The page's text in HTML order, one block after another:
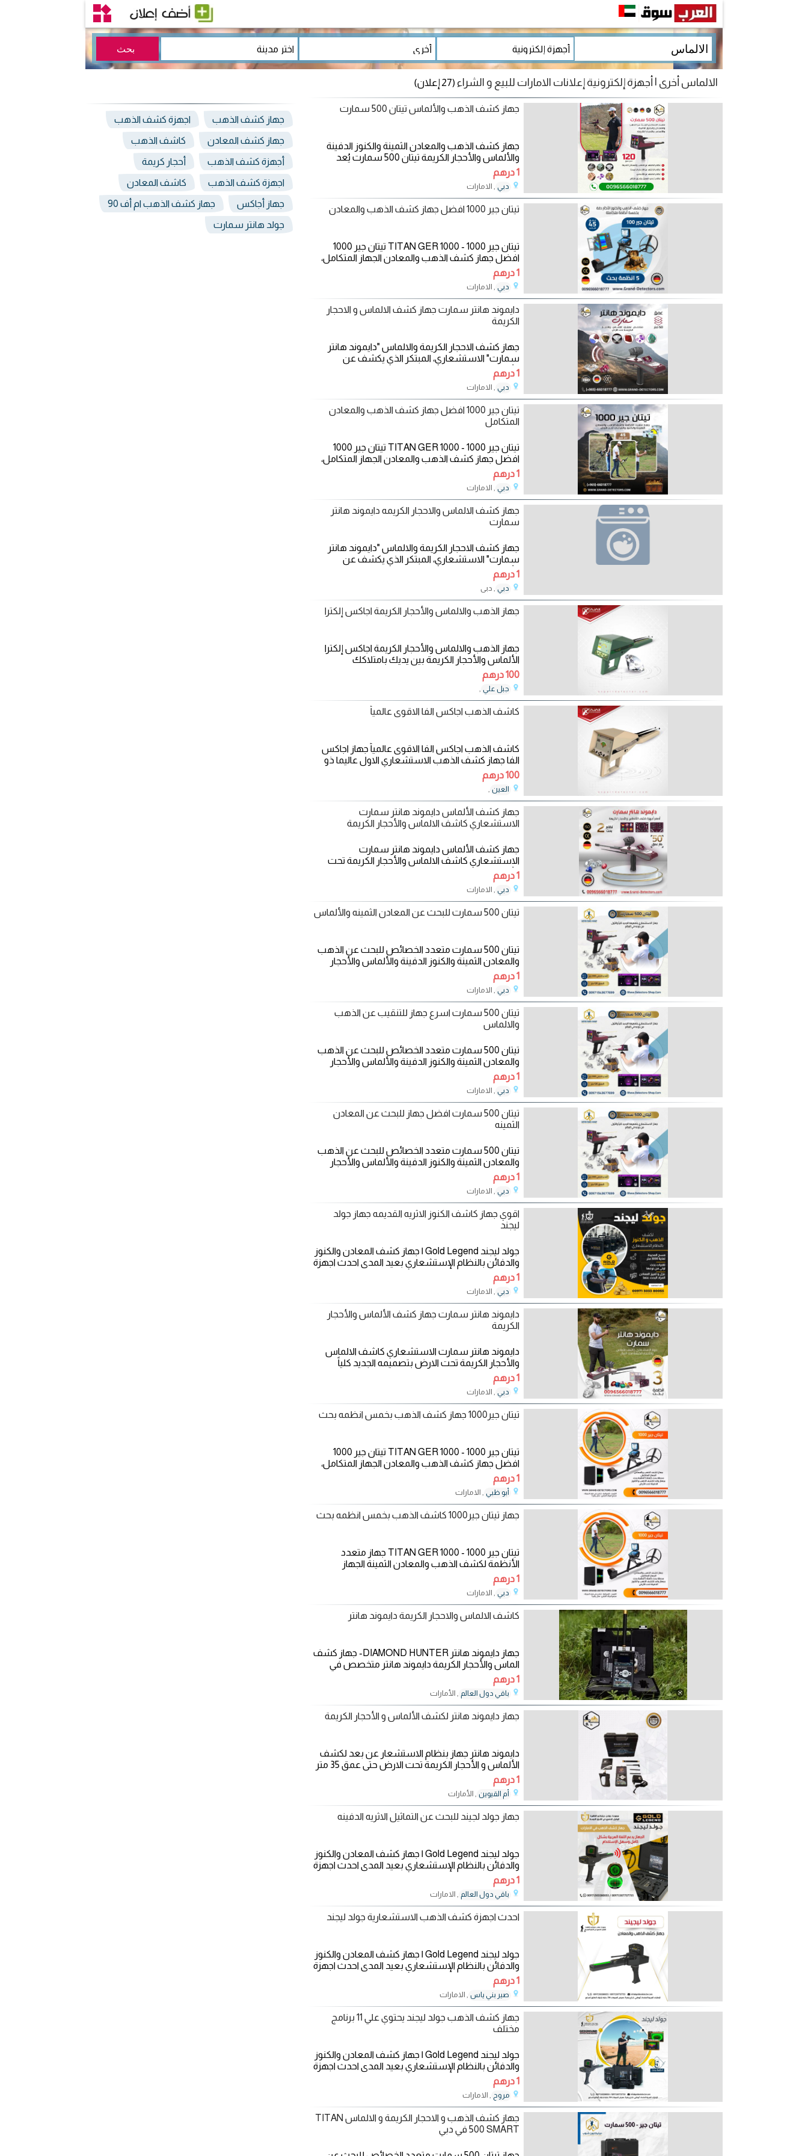
الالماس أخرى | أجهزة إلكترونية إعلانات الامارات للبيع و الشراء (27 إعلان)
جهاز كشف الذهب والألماس تيتان 500 سمارت
جهاز كشف الذهب والمعادن الثمينة والكنوز الدفينة
والألماس والأحجار الكريمة تيتان 500 سمارت يُعد
1 درهم
دبي , الامارات
19/11/2024
تيتان جير 1000 افضل جهاز كشف الذهب والمعادن
تيتان جير 1000 - TITAN GER 1000 تيتان جير 1000
افضل جهاز كشف الذهب والمعادن الجهاز المتكامل،
محطة بحث كاملة 5
1 درهم
دبي , الامارات
26/06/2024
دايموند هانتر سمارت جهاز كشف الالماس و الاحجار
الكريمة
جهاز كشف الاحجار الكريمة والالماس "دايموند هانتر
سمارت" الاستشعاري، المبتكر الذي يكشف عن
الألماس
1 درهم
دبي , الامارات
25/06/2024
تيتان جير 1000 افضل جهاز كشف الذهب والمعادن
المتكامل
تيتان جير 1000 - TITAN GER 1000 تيتان جير 1000
افضل جهاز كشف الذهب والمعادن الجهاز المتكامل،
محطة بحث كاملة 5
1 درهم
دبي , الامارات
11/06/2024
جهاز كشف الالماس والاحجار الكريمه دايموند هانتر
سمارت
جهاز كشف الاحجار الكريمة والالماس "دايموند هانتر
سمارت" الاستشعاري، المبتكر الذي يكشف عن
الألماس
1 درهم
دبي , دبى
29/04/2024
جهاز الذهب والالماس والأحجار الكريمة اجاكس إلكترا
جهاز الذهب والالماس والأحجار الكريمة اجاكس إلكترا
الألماس والأحجار الكريمة بين يديك بامتلاكك
100 درهم
جبل علي ,
23/11/2023
كاشف الذهب اجاكس الفا الاقوى عالمياً
كاشف الذهب اجاكس الفا الاقوى عالمياً جهاز اجاكس
الفا جهاز كشف الذهب الاستشعاري الاول عاليما ذو
100 درهم
العين ,
17/11/2023
جهاز كشف الألماس دايموند هانتر سمارت
الاستشعاري كاشف الالماس والأحجار الكريمة
جهاز كشف الألماس دايموند هانتر سمارت
الاستشعاري كاشف الالماس والأحجار الكريمة تحت
الأرض بتصميمه
1 درهم
دبي , الامارات
10/11/2023
تيتان 500 سمارت للبحث عن المعادن الثمينه والألماس
تيتان 500 سمارت متعدد الخصائص للبحث عن الذهب
والمعادن الثمينة والكنوز الدفينة والألماس والأحجار
1 درهم
دبي , الامارات
21/10/2023
تيتان 500 سمارت اسرع جهاز للتنقيب عن الذهب
والالماس
تيتان 500 سمارت متعدد الخصائص للبحث عن الذهب
والمعادن الثمينة والكنوز الدفينة والألماس والأحجار
1 درهم
دبي , الامارات
02/10/2023
تيتان 500 سمارت افضل جهاز للبحث عن المعادن
الثمينه
تيتان 500 سمارت متعدد الخصائص للبحث عن الذهب
والمعادن الثمينة والكنوز الدفينة والألماس والأحجار
1 درهم
دبي , الامارات
13/09/2023
اقوي جهاز كاشف الكنوز الاثريه القديمه جهاز جولد
ليجند
جولد ليجند Gold Legend | جهاز كشف المعادن والكنوز
والدفائن بالنظام الإستشعاري بعيد المدى احدث اجهزة
1 درهم
دبي , الامارات
18/08/2023
دايموند هانتر سمارت جهاز كشف الألماس والأحجار
الكريمة
دايموند هانتر سمارت الاستشعاري كاشف الالماس
والأحجار الكريمة تحت الارض بتصميمه الجديد كلياً
1 درهم
دبي , الامارات
12/08/2023
تيتان جير1000 جهاز كشف الذهب بخمس انظمه بحث
تيتان جير 1000 - TITAN GER 1000 تيتان جير 1000
افضل جهاز كشف الذهب والمعادن الجهاز المتكامل،
محطة بحث كاملة 5
1 درهم
أبو ظبي , الامارات
25/07/2023
جهاز تيتان جير1000 كاشف الذهب بخمس انظمه بحث
تيتان جير 1000 - TITAN GER 1000 جهاز متعدد
الأنظمة لكشف الذهب والمعادن الثمينة الجهاز
الافضل والمتكامل
1 درهم
دبي , الامارات
26/03/2023
كاشف الالماس والاحجار الكريمة دايموند هانتر
جهاز دايموند هانتر DIAMOND HUNTER- جهاز كشف
الماس والأحجار الكريمة دايموند هانتر متخصص في
التنقيب عن
1 درهم
باقي دول العالم , الأمارات
19/12/2022
جهاز دايموند هانتر لكشف الألماس و الأحجار الكريمة
دايموند هانتر جهاز بنظام الاستشعار عن بعد لكشف
الألماس و الأحجار الكريمة تحت الارض حتى عمق 35 متر
1 درهم
أم القيوين , الأمارات
12/12/2022
جهاز جولد لجيند للبحث عن التماثيل الاثريه الدفينه
جولد ليجند Gold Legend | جهاز كشف المعادن والكنوز
والدفائن بالنظام الإستشعاري بعيد المدى احدث اجهزة
1 درهم
باقي دول العالم , الامارات
04/12/2022
احدث اجهزة كشف الذهب الاستشعارية جولد ليجند
جولد ليجند Gold Legend | جهاز كشف المعادن والكنوز
والدفائن بالنظام الإستشعاري بعيد المدى احدث اجهزة
1 درهم
صير بني ياس , الامارات
16/11/2022
جهاز كشف الذهب جولد ليجند يحتوي علي 11 برنامج
مختلف
جولد ليجند Gold Legend | جهاز كشف المعادن والكنوز
والدفائن بالنظام الإستشعاري بعيد المدى احدث اجهزة
1 درهم
مروح , الامارات
01/11/2022
جهاز كشف الذهب و الاحجار الكريمة و الالماس TITAN
500 SMART في دبي
جهاز كشف الذهب اجهزة كشف الذهب
جهاز كشف المعادن كاشف الذهب
أجهزة كشف الذهب أحجار كريمة
اجهزة كشف الذهب كاشف المعادن
جهاز أجاكس جهاز كشف الذهب ام أف 90
جولد هانتر سمارت